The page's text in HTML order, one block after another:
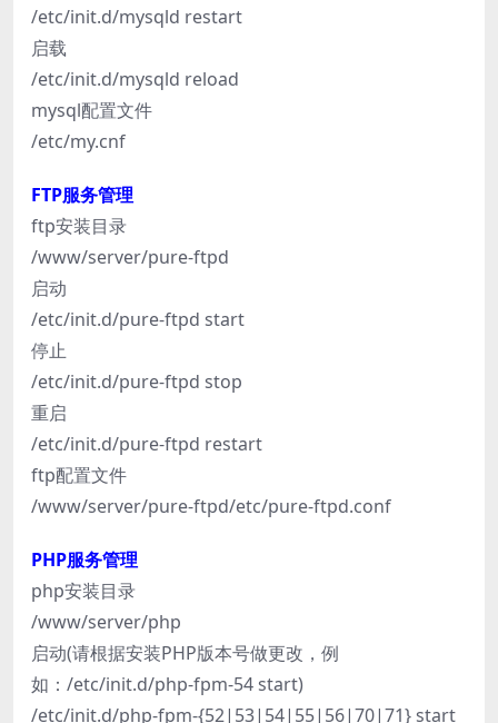
/etc/init.d/mysqld restart
启载
/etc/init.d/mysqld reload
mysql配置文件
/etc/my.cnf
FTP服务管理
ftp安装目录
/www/server/pure-ftpd
启动
/etc/init.d/pure-ftpd start
停止
/etc/init.d/pure-ftpd stop
重启
/etc/init.d/pure-ftpd restart
ftp配置文件
/www/server/pure-ftpd/etc/pure-ftpd.conf
PHP服务管理
php安装目录
/www/server/php
启动(请根据安装PHP版本号做更改，例
如：/etc/init.d/php-fpm-54 start)
/etc/init.d/php-fpm-{52|53|54|55|56|70|71} start